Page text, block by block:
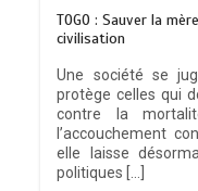
TOGO : Sauver la
civilisation
Une société se
protège celles qui
contre la
l’accouchement
elle laisse
politiques […]